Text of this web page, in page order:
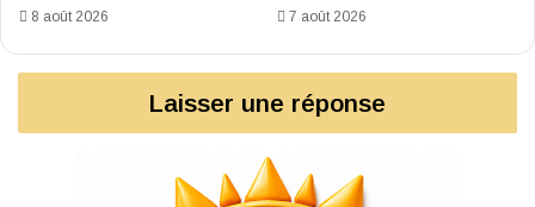
8 août 2026 7 août 2026
Laisser une réponse